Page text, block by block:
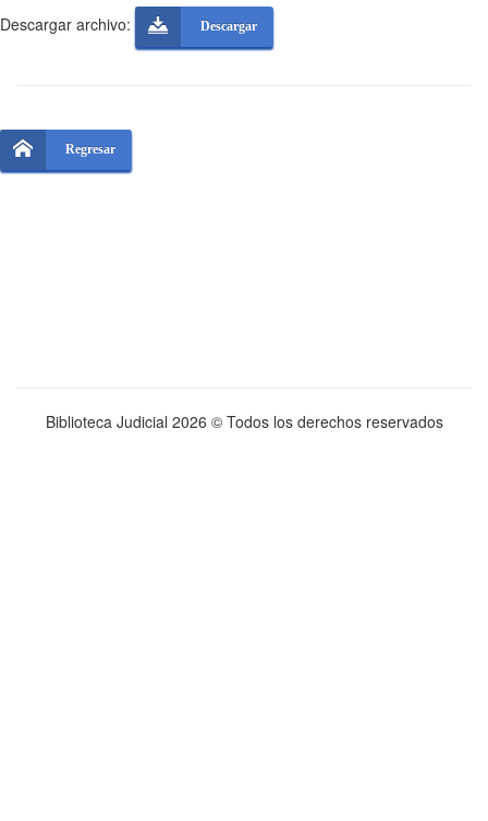
Descargar archivo: Descargar
Regresar
Biblioteca Judicial 2026 © Todos los derechos reservados